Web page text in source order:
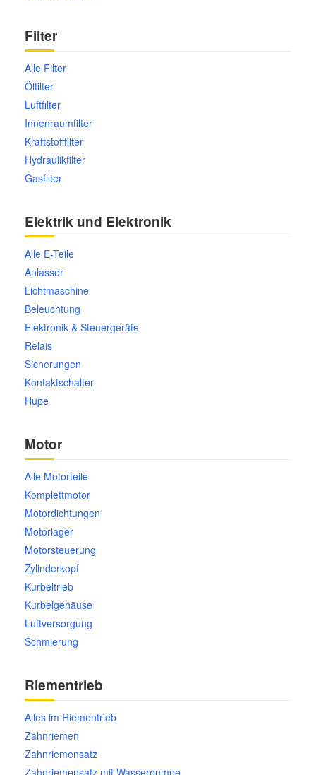
Filter
Alle Filter
Ölfilter
Luftfilter
Innenraumfilter
Kraftstofffilter
Hydraulikfilter
Gasfilter
Elektrik und Elektronik
Alle E-Teile
Anlasser
Lichtmaschine
Beleuchtung
Elektronik & Steuergeräte
Relais
Sicherungen
Kontaktschalter
Hupe
Motor
Alle Motorteile
Komplettmotor
Motordichtungen
Motorlager
Motorsteuerung
Zylinderkopf
Kurbeltrieb
Kurbelgehäuse
Luftversorgung
Schmierung
Riementrieb
Alles im Riementrieb
Zahnriemen
Zahnriemensatz
Zahnriemensatz mit Wasserpumpe
Seat Ersatzteile
Skoda Ersatzteile
Smart Ersatzteile
Suzuki Ersatzteile
Toyota Ersatzteile
Vauxhall Ersatzteile
Volvo Ersatzteile